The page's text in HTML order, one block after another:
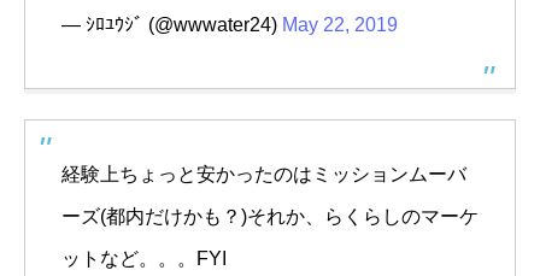
— ｼﾛﾕｳｼﾞ (@wwwater24) May 22, 2019
経験上ちょっと安かったのはミッションムーバ
ーズ(都内だけかも？)それか、らくらしのマーケ
ットなど。。。FYI